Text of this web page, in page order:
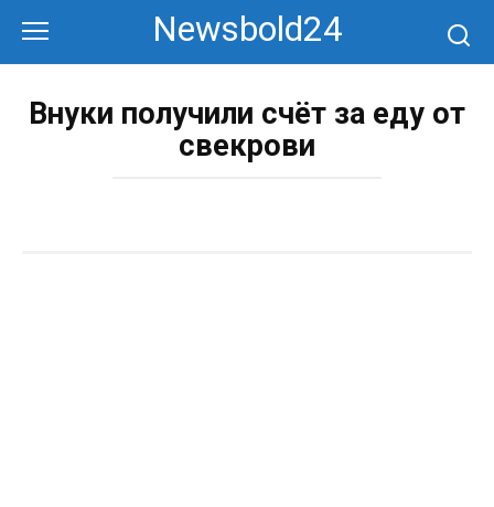
контенту
Newsbold24
Внуки получили счёт за еду от
свекрови